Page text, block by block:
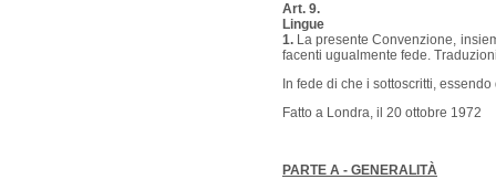
Art. 9.
Lingue
1. La presente Convenzione,
facenti ugualmente fede.
In fede di che i sottoscritti,
Fatto a Londra, il 20 ottobre 1972
PARTE A - GENERALITÀ